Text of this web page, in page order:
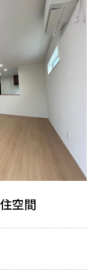
空間